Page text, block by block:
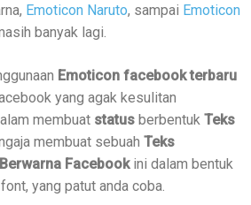
Emoticon Naruto, sampai Emoticon
banyak lagi.
Emoticon facebook terbaru
yang agak kesulitan
membuat status berbentuk Teks
membuat sebuah Teks
Facebookini dalam bentuk
yang patut anda coba.